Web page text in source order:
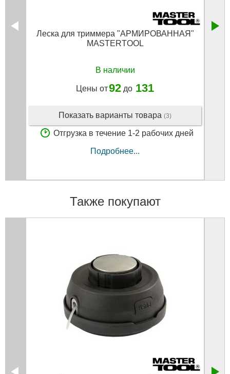
Леска для триммера "АРМИРОВАННАЯ"
MASTERTOOL
В наличии
Цены от92 до 131
Показать варианты товара (3)
Отгрузка в течение 1-2 рабочих дней
Подробнее...
Также покупают